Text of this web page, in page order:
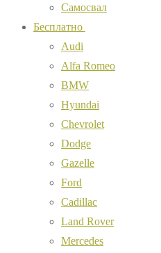
Самосвал
Бесплатно
Audi
Alfa Romeo
BMW
Hyundai
Chevrolet
Dodge
Gazelle
Ford
Cadillac
Land Rover
Mercedes